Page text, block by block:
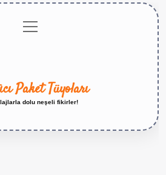
menüyü
aç
Paket Tüyoları
dolu neşeli fikirler!